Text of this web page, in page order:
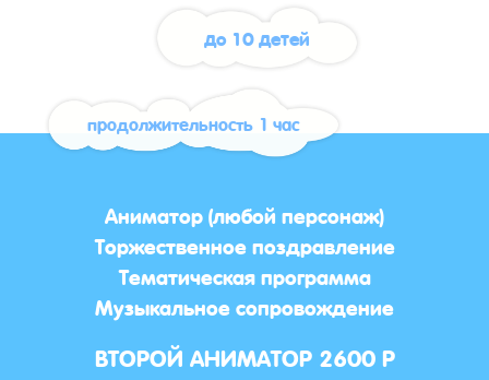
до 10 детей
продолжительность 1 час
Аниматор (любой персонаж)
Торжественное поздравление
Тематическая программа
Музыкальное сопровождение
ВТОРОЙ АНИМАТОР 2600 Р